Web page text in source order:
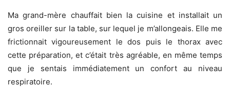
Ma grand-mère chauffait bien la cuisine et installait un
gros oreiller sur la table, sur lequel je m’allongeais. Elle me
frictionnait vigoureusement le dos puis le thorax avec
cette préparation, et c’était très agréable, en même temps
que je sentais immédiatement un confort au niveau
respiratoire.